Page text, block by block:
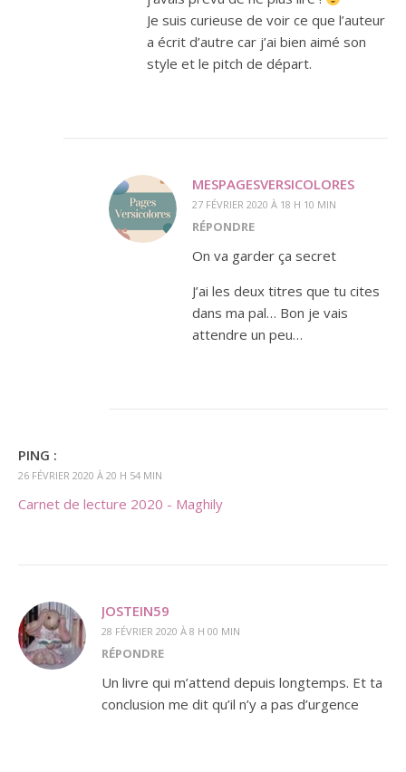
Je suis curieuse de voir ce que l’auteur
a écrit d’autre car j’ai bien aimé son
style et le pitch de départ.
MESPAGESVERSICOLORES
27 FÉVRIER 2020 À 18 H 10 MIN
RÉPONDRE
On va garder ça secret
J’ai les deux titres que tu cites
dans ma pal… Bon je vais
attendre un peu…
PING :
26 FÉVRIER 2020 À 20 H 54 MIN
Carnet de lecture 2020 - Maghily
JOSTEIN59
28 FÉVRIER 2020 À 8 H 00 MIN
RÉPONDRE
Un livre qui m’attend depuis longtemps. Et ta
conclusion me dit qu’il n’y a pas d’urgence